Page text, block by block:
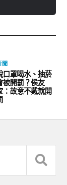
聞
口罩喝水、抽菸
被開罰？侯友
：故意不戴就開